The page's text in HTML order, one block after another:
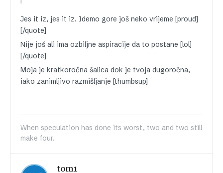
Jes it iz, jes it iz. Idemo gore još neko vrijeme [proud]
[/quote]
Nije još ali ima ozbiljne aspiracije da to postane [lol]
[/quote]
Moja je kratkoročna šalica dok je tvoja dugoročna,
iako zanimljivo razmišljanje [thumbsup]
When speculation has done its worst, two and two still
make four.
tom1